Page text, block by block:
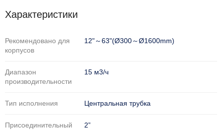
Характеристики
Рекомендовано для
корпусов
12"～63"(Ø300～Ø1600mm)
Диапазон
производительности
15 м3/ч
Тип исполнения Центральная трубка
Присоединительный
2”